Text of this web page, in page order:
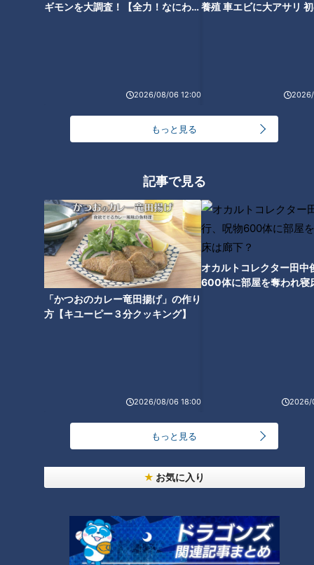
ギモンを大調査！【全力！なにわ実
2026/08/06 12:00
養殖 車エビに大アサリ
もっと見る
記事で見る
「かつおのカレー竜田揚げ」の作り
方【キユーピー３分クッキング】
2026/08/06 18:00
オカルトコレクター田中
600体に部屋を奪われ寝
2026/
もっと見る
お気に入り
副島くんがいただくトンテキの作り方は、
一口大に切った肩ロースを蒸し焼きにしてじっくり火を通し、
軽く味をつけたニンニクを投入。
最後に、自家製の秘伝醤油ダレを加えて、軽く煮詰めたら完
【トンテキ定食（1，380円）】は、ランチとディナーそれぞ
れ1日限定15食です。
お店の方によると、柚子胡椒をつけるとより一層お肉の甘みが
増すとのこと。